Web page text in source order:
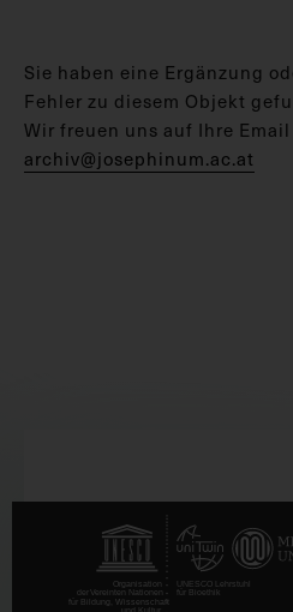
Sie haben eine Ergänzung
Fehler zu diesem Objekt
Wir freuen uns auf Ihre Email
archiv@josephinum.ac.at